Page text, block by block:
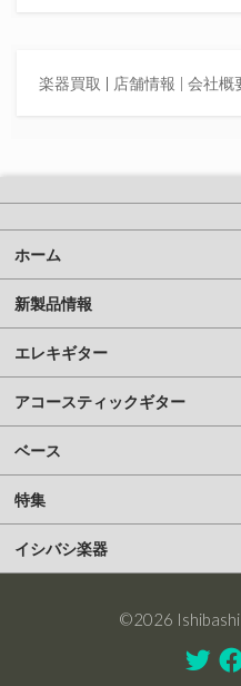
楽器買取 | 店舗情報 | 会社概
ホーム
新製品情報
エレキギター
アコースティックギター
ベース
特集
イシバシ楽器
©2026